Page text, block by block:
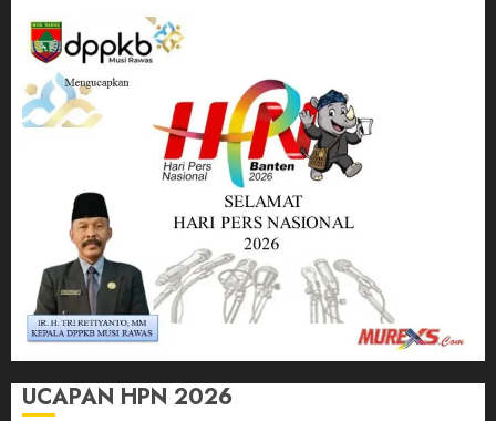
UCAPAN HPN 2026